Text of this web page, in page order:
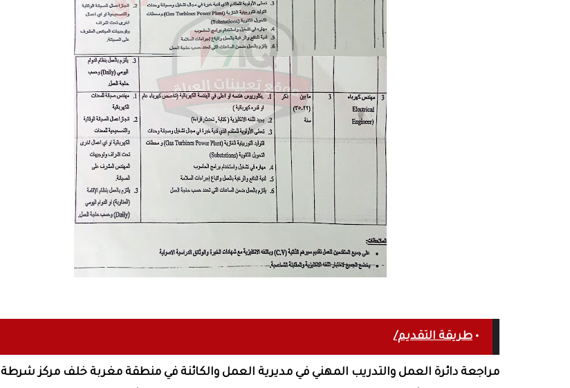
• طريقة التقديم/
مراجعة دائرة العمل والتدريب المهني في مديرية العمل والكائنة في منطقة مغربة خلف مركز شرطة